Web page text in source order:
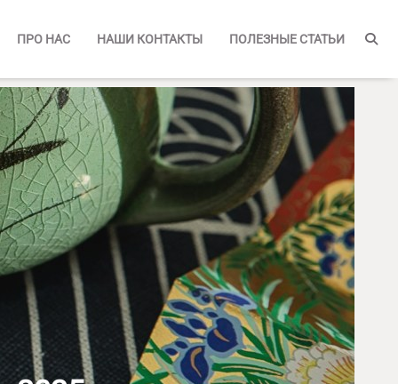
ПРО НАС НАШИ КОНТАКТЫ ПОЛЕЗНЫЕ СТАТЬИ